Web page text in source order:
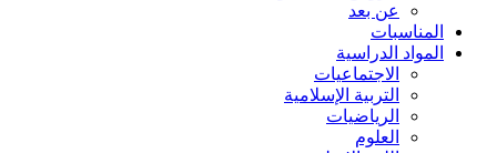
عن بعد
المناسبات
المواد الدراسية
الاجتماعيات
التربية الإسلامية
الرياضيات
العلوم